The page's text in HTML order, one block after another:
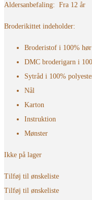
Aldersanbefaling: Fra 12 år
Broderikittet indeholder:
Broderistof i 100%
DMC broderigarn i
Sytråd i 100%
Nål
Karton
Instruktion
Mønster
Ikke på lager
Tilføj til ønskeliste
Tilføj til ønskeliste